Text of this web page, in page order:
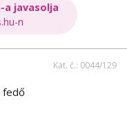
a javasolja
n
Kat. č.: 0044/129
fedő